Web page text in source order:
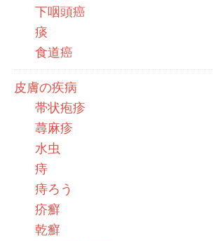
下咽頭癌
痰
食道癌
皮膚の疾病
帯状疱疹
蕁麻疹
水虫
痔
痔ろう
疥癬
乾癬